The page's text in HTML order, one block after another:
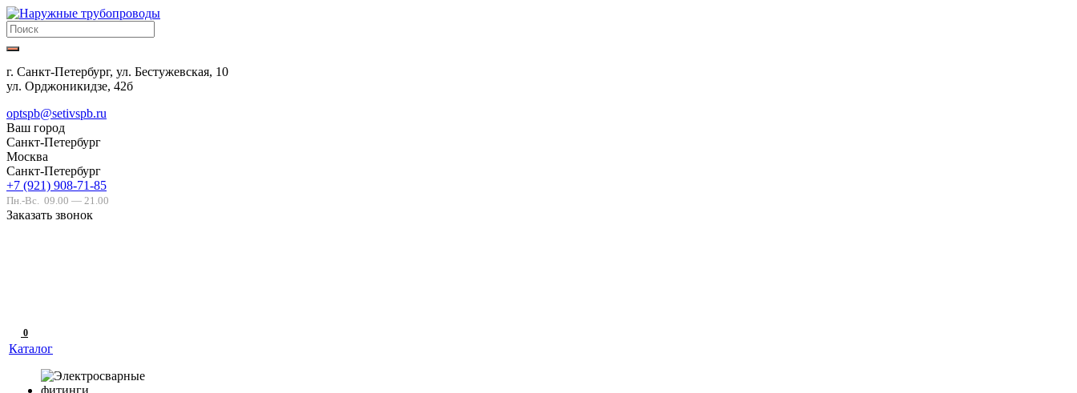
г. Санкт-Петербург, ул. Бестужевская, 10
ул. Орджоникидзе, 42б
optspb@setivspb.ru
Ваш город
Санкт-Петербург
Москва
Санкт-Петербург
+7 (921) 908-71-85
Пн.-Вс. 09.00 — 21.00
Заказать звонок
0
Каталог